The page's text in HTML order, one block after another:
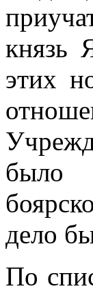
князь
этих
было
дело
По